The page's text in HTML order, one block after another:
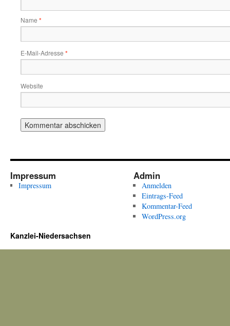
Name *
E-Mail-Adresse *
Website
Impressum
Impressum
Admin
Anmelden
Eintrags-Feed
Kommentar-Feed
WordPress.org
Kanzlei-Niedersachsen